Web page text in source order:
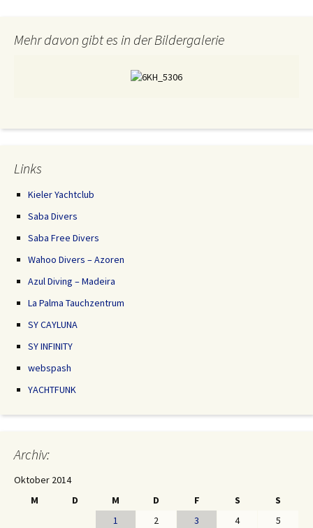
Mehr davon gibt es in der Bildergalerie
Links
Kieler Yachtclub
Saba Divers
Saba Free Divers
Wahoo Divers – Azoren
Azul Diving – Madeira
La Palma Tauchzentrum
SY CAYLUNA
SY INFINITY
webspash
YACHTFUNK
Archiv:
Oktober 2014
M
D M D F S S
1 2 3 4
5